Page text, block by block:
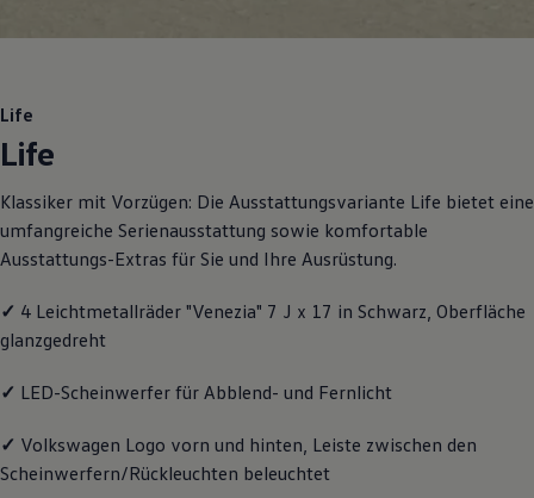
Räder und Reifen
Transport
Entertainment und Elektronik
Individualisieren
Wallbox und Ladekabel
Digitale Extras
Volkswagen Apps, Login und Shop
Über Ihr Auto
Vorgängermodelle
Volkswagen Kundenbetreuung
Warn- und Kontrollleuchten
Life
Life
Klassiker mit Vorzügen: Die Ausstattungsvariante Life bietet eine
umfangreiche Serienausstattung sowie komfortable
Ausstattungs-Extras für Sie und Ihre Ausrüstung.
✓ 4 Leichtmetallräder "Venezia" 7 J x 17 in Schwarz, Oberfläche
glanzgedreht
✓ LED-Scheinwerfer für Abblend- und Fernlicht
✓ Volkswagen Logo vorn und hinten, Leiste zwischen den
Scheinwerfern/Rückleuchten beleuchtet